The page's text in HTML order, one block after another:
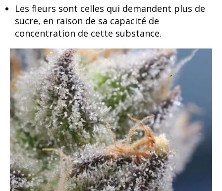
Les fleurs sont celles qui demandent plus de
sucre, en raison de sa capacité de
concentration de cette substance.